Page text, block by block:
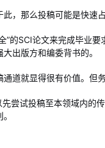
，那么投稿可能是快速
”的SCI论文来完成毕业
出版方和编委背书的。
道就显得很有价值。但
尝试投稿至本领域内的